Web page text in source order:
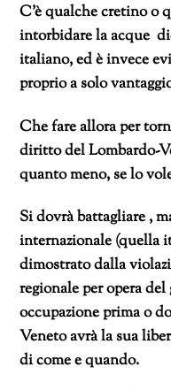
C’è qualche cretino o
intorbidare la acque
italiano, ed è invece
proprio a solo
Che fare allora per
diritto del Lombardo-
quanto meno, se lo
Si dovrà battagliare ,
internazionale (quella
dimostrato dalla
regionale per opera
occupazione prima o
Veneto avrà la sua
di come e quando.